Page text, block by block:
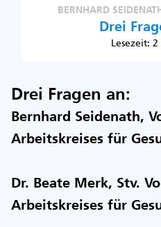
BERNHARD
Drei
Lesezeit:
Drei Fragen an:
Bernhard Seidenath,
Arbeitskreises für
Dr. Beate Merk, Stv.
Arbeitskreises für